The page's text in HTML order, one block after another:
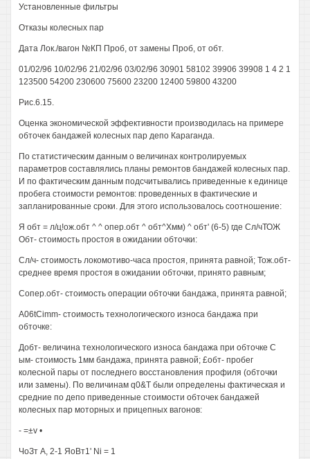
Установленные фильтры
Отказы колесных пар
Дата Лок./вагон №КП Проб, от замены Проб, от обт.
01/02/96 10/02/96 21/02/96 03/02/96 30901 58102 39906 39908 1 4 2 1
123500 54200 230600 75600 23200 12400 59800 43200
Рис.6.15.
Оценка экономической эффективности производилась на примере
обточек бандажей колесных пар депо Караганда.
По статистическим данным о величинах контролируемых
параметров составлялись планы ремонтов бандажей колесных пар.
И по фактическим данным подсчитывались приведенные к единице
пробега стоимости ремонтов: проведенных в фактические и
запланированные сроки. Для этого использовалось соотношение:
Я обт = л/ц!ож.обт ^ ^ опер.обт ^ обт^Хмм) ^ обт' (6-5) где Сл/чТОЖ
Обт- стоимость простоя в ожидании обточки:
Сл/ч- стоимость локомотиво-часа простоя, принята равной; Тож.обт-
среднее время простоя в ожидании обточки, принято равным;
Сопер.обт- стоимость операции обточки бандажа, принята равной;
A06tCimm- стоимость технологического износа бандажа при
обточке:
Добт- величина технологического износа бандажа при обточке С
ым- стоимость 1мм бандажа, принята равной; £обт- пробег
колесной пары от последнего восстановления профиля (обточки
или замены). По величинам q0&T были определены фактическая и
средние по депо приведенные стоимости обточек бандажей
колесных пар моторных и прицепных вагонов:
- =±v •
ЧоЗт А, 2-1 ЯоВт1' Ni = 1